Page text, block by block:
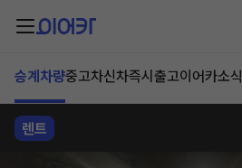
승계차량중고차신차즉시출고이어카소식
렌트